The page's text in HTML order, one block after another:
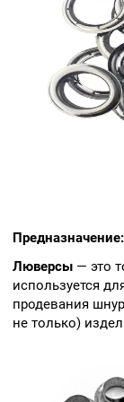
Предназначение:
Люверсы — это
используется
продевания
не только)